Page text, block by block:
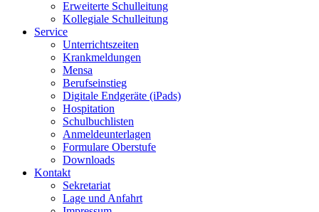
Erweiterte Schulleitung
Kollegiale Schulleitung
Service
Unterrichtszeiten
Krankmeldungen
Mensa
Berufseinstieg
Digitale Endgeräte (iPads)
Hospitation
Schulbuchlisten
Anmeldeunterlagen
Formulare Oberstufe
Downloads
Kontakt
Sekretariat
Lage und Anfahrt